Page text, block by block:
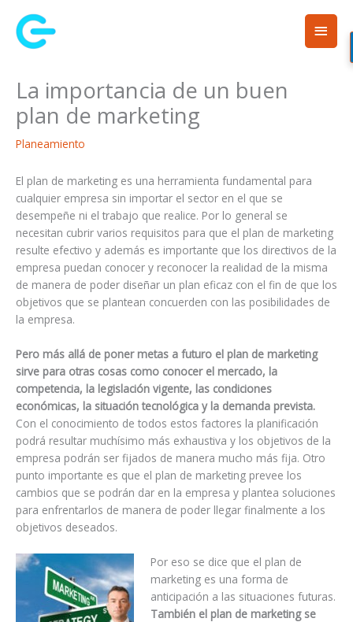
contenido
La importancia de un buen
plan de marketing
Planeamiento
El plan de marketing es una herramienta fundamental para
cualquier empresa sin importar el sector en el que se
desempeñe ni el trabajo que realice. Por lo general se
necesitan cubrir varios requisitos para que el plan de marketing
resulte efectivo y además es importante que los directivos de la
empresa puedan conocer y reconocer la realidad de la misma
de manera de poder diseñar un plan eficaz con el fin de que los
objetivos que se plantean concuerden con las posibilidades de
la empresa.
Pero más allá de poner metas a futuro el plan de marketing
sirve para otras cosas como conocer el mercado, la
competencia, la legislación vigente, las condiciones
económicas, la situación tecnológica y la demanda prevista.
Con el conocimiento de todos estos factores la planificación
podrá resultar muchísimo más exhaustiva y los objetivos de la
empresa podrán ser fijados de manera mucho más fija. Otro
punto importante es que el plan de marketing prevee los
cambios que se podrán dar en la empresa y plantea soluciones
para enfrentarlos de manera de poder llegar finalmente a los
objetivos deseados.
Por eso se dice que el plan de
marketing es una forma de
anticipación a las situaciones futuras.
También el plan de marketing se